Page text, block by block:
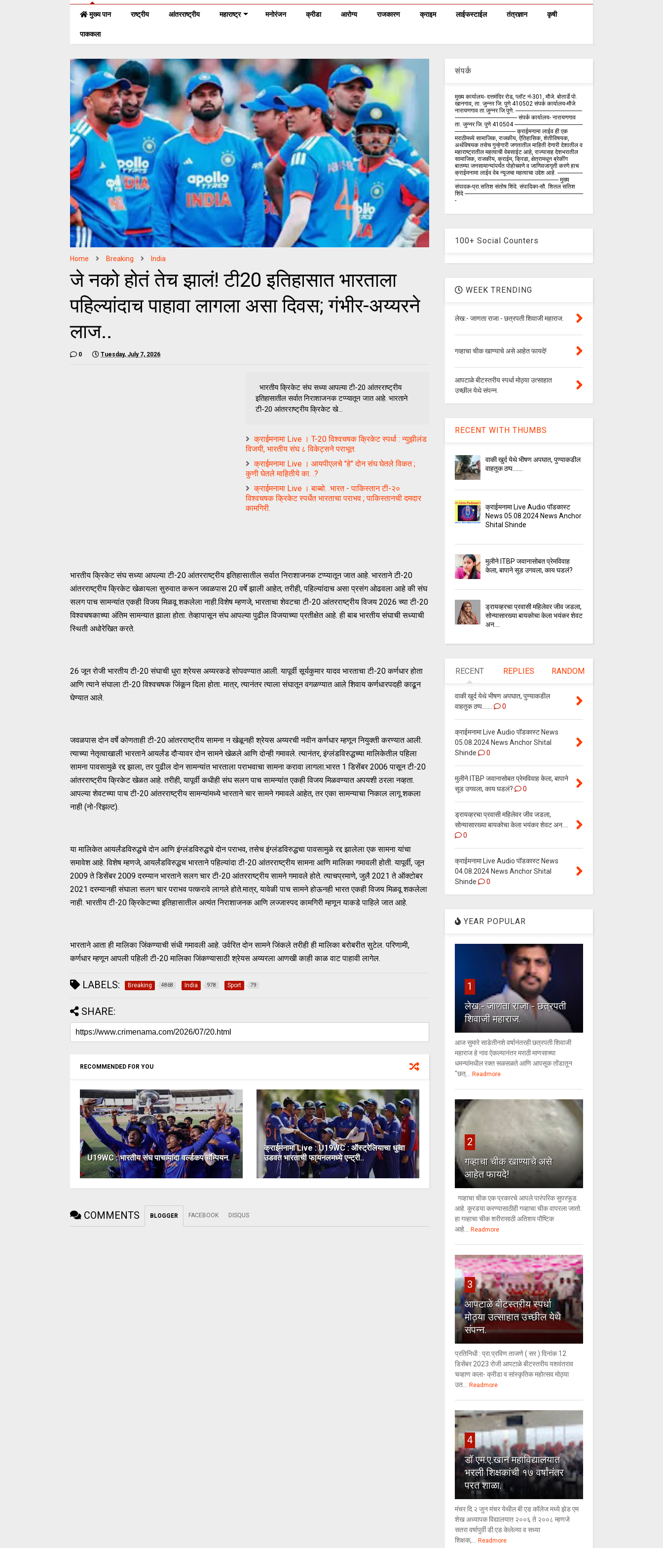
मुख्य पान राष्ट्रीय आंतरराष्ट्रीय महाराष्ट्र मनोरंजन क्रीडा आरोग्य राजकारण क्राइम लाईफस्टाईल तंत्रज्ञान कृषी
पाककला
Home Breaking India
जे नको होतं तेच झालं! टी20 इतिहासात भारताला
पहिल्यांदाच पाहावा लागला असा दिवस; गंभीर-अय्यरने
लाज..
0 Tuesday, July 7, 2026
भारतीय क्रिकेट संघ सध्या आपल्या टी-20 आंतरराष्ट्रीय
इतिहासातील सर्वात निराशाजनक टप्प्यातून जात आहे. भारताने
टी-20 आंतरराष्ट्रीय क्रिकेट खे...
क्राईमनामा Live । T-20 विश्वचषक क्रिकेट स्पर्धा : न्युझीलंड
विजयी, भारतीय संघ ८ विकेट्सने पराभूत.
क्राईमनामा Live । आयपीएलचे "हे" दोन संघ घेतले विकत ;
कुणी घेतले माहितीये का. .?
क्राईमनामा Live । बाब्बो. .भारत - पाकिस्तान टी-२०
विश्वचषक क्रिकेट स्पर्धेत भारताचा पराभव ; पाकिस्तानची दमदार
कामगिरी.
भारतीय क्रिकेट संघ सध्या आपल्या टी-20 आंतरराष्ट्रीय इतिहासातील सर्वात निराशाजनक टप्प्यातून जात आहे. भारताने टी-20
आंतरराष्ट्रीय क्रिकेट खेळायला सुरुवात करून जवळपास 20 वर्षे झाली आहेत; तरीही, पहिल्यांदाच असा प्रसंग ओढवला आहे की संघ
सलग पाच सामन्यांत एकही विजय मिळवू शकलेला नाही.विशेष म्हणजे, भारताचा शेवटचा टी-20 आंतरराष्ट्रीय विजय 2026 च्या टी-20
विश्वचषकाच्या अंतिम सामन्यात झाला होता. तेव्हापासून संघ आपल्या पुढील विजयाच्या प्रतीक्षेत आहे. ही बाब भारतीय संघाची सध्याची
स्थिती अधोरेखित करते.
26 जून रोजी भारतीय टी-20 संघाची धुरा श्रेयस अय्यरकडे सोपवण्यात आली. यापूर्वी सूर्यकुमार यादव भारताचा टी-20 कर्णधार होता
आणि त्याने संघाला टी-20 विश्वचषक जिंकून दिला होता. मात्र, त्यानंतर त्याला संघातून वगळण्यात आले शिवाय कर्णधारपदही काढून
घेण्यात आले.
जवळपास दोन वर्षे कोणताही टी-20 आंतरराष्ट्रीय सामना न खेळूनही श्रेयस अय्यरची नवीन कर्णधार म्हणून नियुक्ती करण्यात आली.
त्याच्या नेतृत्वाखाली भारताने आयर्लंड दौऱ्यावर दोन सामने खेळले आणि दोन्ही गमावले. त्यानंतर, इंग्लंडविरुद्धच्या मालिकेतील पहिला
सामना पावसामुळे रद्द झाला, तर पुढील दोन सामन्यांत भारताला पराभवाचा सामना करावा लागला.भारत 1 डिसेंबर 2006 पासून टी-20
आंतरराष्ट्रीय क्रिकेट खेळत आहे. तरीही, यापूर्वी कधीही संघ सलग पाच सामन्यांत एकही विजय मिळवण्यात अपयशी ठरला नव्हता.
आपल्या शेवटच्या पाच टी-20 आंतरराष्ट्रीय सामन्यांमध्ये भारताने चार सामने गमावले आहेत, तर एका सामन्याचा निकाल लागू शकला
नाही (नो-रिझल्ट).
या मालिकेत आयर्लंडविरुद्धचे दोन आणि इंग्लंडविरुद्धचे दोन पराभव, तसेच इंग्लंडविरुद्धचा पावसामुळे रद्द झालेला एक सामना यांचा
समावेश आहे. विशेष म्हणजे, आयर्लंडविरुद्धच भारताने पहिल्यांदा टी-20 आंतरराष्ट्रीय सामना आणि मालिका गमावली होती. यापूर्वी, जून
2009 ते डिसेंबर 2009 दरम्यान भारताने सलग चार टी-20 आंतरराष्ट्रीय सामने गमावले होते. त्याचप्रमाणे, जुलै 2021 ते ऑक्टोबर
2021 दरम्यानही संघाला सलग चार पराभव पत्करावे लागले होते.मात्र, यावेळी पाच सामने होऊनही भारत एकही विजय मिळवू शकलेला
नाही. भारतीय टी-20 क्रिकेटच्या इतिहासातील अत्यंत निराशाजनक आणि लज्जास्पद कामगिरी म्हणून याकडे पाहिले जात आहे.
भारताने आता ही मालिका जिंकण्याची संधी गमावली आहे. उर्वरित दोन सामने जिंकले तरीही ही मालिका बरोबरीत सुटेल. परिणामी,
कर्णधार म्हणून आपली पहिली टी-20 मालिका जिंकण्यासाठी श्रेयस अय्यरला आणखी काही काळ वाट पाहावी लागेल.
LABELS: Breaking 4868 India 978 Sport 79
SHARE:
RECOMMENDED FOR YOU
U19WC : भारतीय संघ पाचव्यांदा वर्ल्डकप चॅम्पियन.
क्राईमनामा Live : U19WC : ऑस्ट्रेलियाचा धुव्वा
उडवत भारताची फायनलमध्ये एन्ट्री..
COMMENTS BLOGGER FACEBOOK DISQUS
संपर्क
मुख्य कार्यालय- दत्तमंदिर रोड, प्लॉट नं-301, मौजे. बोतार्डे पो.
खानगाव, ता. जुन्नर जि. पुणे 410502 संपर्क कार्य‍ालय-मौजे
नारायणगाव ता.जुन्नर जि.पुणे. ---------------------------------------------
------------------------------------------ संपर्क कार्यालय- नारायणगाव
ता. जुन्नर जि. पुणे 410504 ----------------------------------------------
----------------------------------------- क्राईमनामा लाईव ही एक
मराठीमध्ये सामाजिक, राजकीय, ऐतिहासिक, शेतीविषयक,
अर्थविषयक तसेच गुन्हेगारी जगतातील माहिती देणारी देशातील व
महाराष्ट्रातील महत्वाची वेबसाईट आहे, राज्यासह देशभरातील
सामाजिक, राजकीय, क्राईम, क्रिडा, क्षेत्रामधून ब्रेकींग
बातम्या जनसामान्यांपर्यंत पोहोचवणे व जाणिवजागृती करणे हाच
क्राईमनामा लाईव वेब न्यूजचा महत्वाचा उद्देश आहे. -----------------
---------------------------------------------------------------------- मुख्य
संपादक-प्रा.सतिश संतोष शिंदे. संपादिका-सौ. शितल सतिश
शिंदे --------------------------------------------------------------------------------
-
100+ Social Counters
WEEK TRENDING
लेख:- जाणता राजा - छत्रपती शिवाजी महाराज.
गव्हाचा चीक खाण्याचे असे आहेत फायदे!
आपटाळे बीटस्तरीय स्पर्धा मोठ्या उत्साहात
उच्छील येथे संपन्न.
RECENT WITH THUMBS
वाकी खुर्द येथे भीषण अपघात, पुण्याकडील
वाहतूक ठप्प.......
क्राईमनामा Live Audio पॉडकास्ट
News 05.08.2024 News Anchor
Shital Shinde
मुलीने ITBP जवानासोबत प्रेमविवाह
केला, बापाने सूड उगवला, काय घडलं?
ड्रायव्हरचा प्रवासी महिलेवर जीव जडला,
सोन्यासारख्या बायकोचा केला भयंकर शेवट
अन....
RECENT REPLIES RANDOM
वाकी खुर्द येथे भीषण अपघात, पुण्याकडील
वाहतूक ठप्प.......
0
क्राईमनामा Live Audio पॉडकास्ट News
05.08.2024 News Anchor Shital
Shinde
0
मुलीने ITBP जवानासोबत प्रेमविवाह केला, बापाने
सूड उगवला, काय घडलं?
0
ड्रायव्हरचा प्रवासी महिलेवर जीव जडला,
सोन्यासारख्या बायकोचा केला भयंकर शेवट अन....
0
क्राईमनामा Live Audio पॉडकास्ट News
04.08.2024 News Anchor Shital
Shinde
0
YEAR POPULAR
1
लेख:- जाणता राजा - छत्रपती
शिवाजी महाराज.
आज सुमारे साडेतीनशे वर्षानंतरही छत्रपती शिवाजी
महाराज हे नाव ऐकल्यानंतर मराठी माणसाच्या
धमन्यांमधील रक्त सळसळते आणि आपसूक तोंडातून
"छत्... Readmore
2
गव्हाचा चीक खाण्याचे असे
आहेत फायदे!
गव्हाचा चीक एक प्रकारचे आपले पारंपरिक सुपरफूड
आहे. कुरडया करण्यासाठीही गव्हाचा चीक वापरला जातो.
हा गव्हाचा चीक शरीरासाठी अतिशय पौष्टिक
आहे... Readmore
3
आपटाळे बीटस्तरीय स्पर्धा
मोठ्या उत्साहात उच्छील येथे
संपन्न.
प्रतिनिधी : प्रा.प्रविण ताजणे ( सर ) दिनांक 12
डिसेंबर 2023 रोजी आपटाळे बीटस्तरीय यशवंतराव
चव्हाण कला- क्रीडा व सांस्कृतिक महोत्सव मोठ्या
उत... Readmore
4
डॉ एम.ए.खान महाविद्यालयात
भरली शिक्षकांची १७ वर्षांनंतर
परत शाळा.
मंचर दि.२ जुन मंचर येथील बी एड कॉलेज मध्ये झेड एम
शेख अध्यापक विद्यालयात २००६ ते २००८ म्हणजे
सतरा वर्षापुर्वी डी.एड केलेल्या व सध्या
शिक्षक,... Readmore